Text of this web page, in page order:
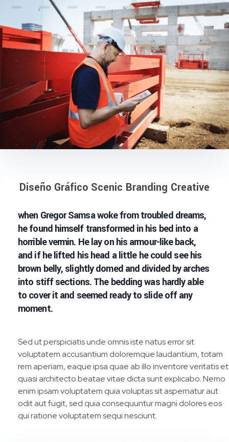
Diseño Gráfico Scenic Branding Creative
when Gregor Samsa woke from troubled dreams,
he found himself transformed in his bed into a
horrible vermin. He lay on his armour-like back,
and if he lifted his head a little he could see his
brown belly, slightly domed and divided by arches
into stiff sections. The bedding was hardly able
to cover it and seemed ready to slide off any
moment.
Sed ut perspiciatis unde omnis iste natus error sit
voluptatem accusantium doloremque laudantium, totam
rem aperiam, eaque ipsa quae ab illo inventore veritatis et
quasi architecto beatae vitae dicta sunt explicabo. Nemo
enim ipsam voluptatem quia voluptas sit aspernatur aut
odit aut fugit, sed quia consequuntur magni dolores eos
qui ratione voluptatem sequi nesciunt.